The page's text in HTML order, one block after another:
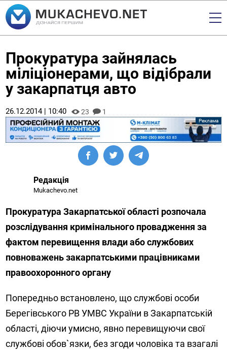
Прокуратура зайнялась
міліціонерами, що відібрали
у закарпатця авто
26.12.2014 | 10:40 23 1
Редакція
Mukachevo.net
Прокуратура Закарпатської області розпочала
розслідування кримінального провадження за
фактом перевищення влади або службових
повноважень закарпатськими працівниками
правоохоронного органу
Попередньо встановлено, що службові особи
Берегівського РВ УМВС України в Закарпатській
області, діючи умисно, явно перевищуючи свої
службові обов`язки, без згоди чоловіка та взагалі